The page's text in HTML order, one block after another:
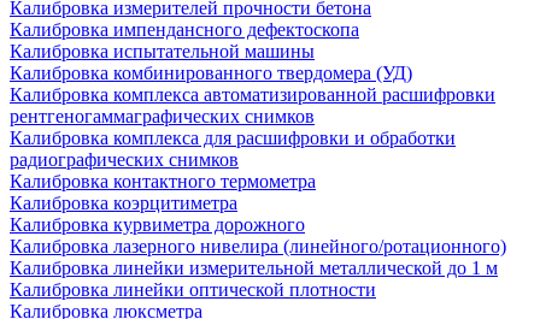
Калибровка измерителей прочности бетона
Калибровка импендансного дефектоскопа
Калибровка испытательной машины
Калибровка комбинированного твердомера (УД)
Калибровка комплекса автоматизированной расшифровки
рентгеногаммаграфических снимков
Калибровка комплекса для расшифровки и обработки
радиографических снимков
Калибровка контактного термометра
Калибровка коэрцитиметра
Калибровка курвиметра дорожного
Калибровка лазерного нивелира (линейного/ротационного)
Калибровка линейки измерительной металлической до 1 м
Калибровка линейки оптической плотности
Калибровка люксметра